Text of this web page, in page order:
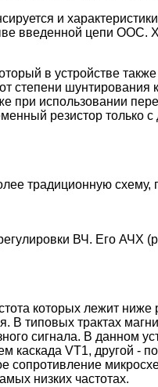
и
введенной цепи
в устройстве
при использовании
резистор только
традиционную схему,
ВЧ. Его АЧХ
которых лежит
В типовых трактах
сигнала. В данном
VT1, другой -
сопротивление
низких частотах.